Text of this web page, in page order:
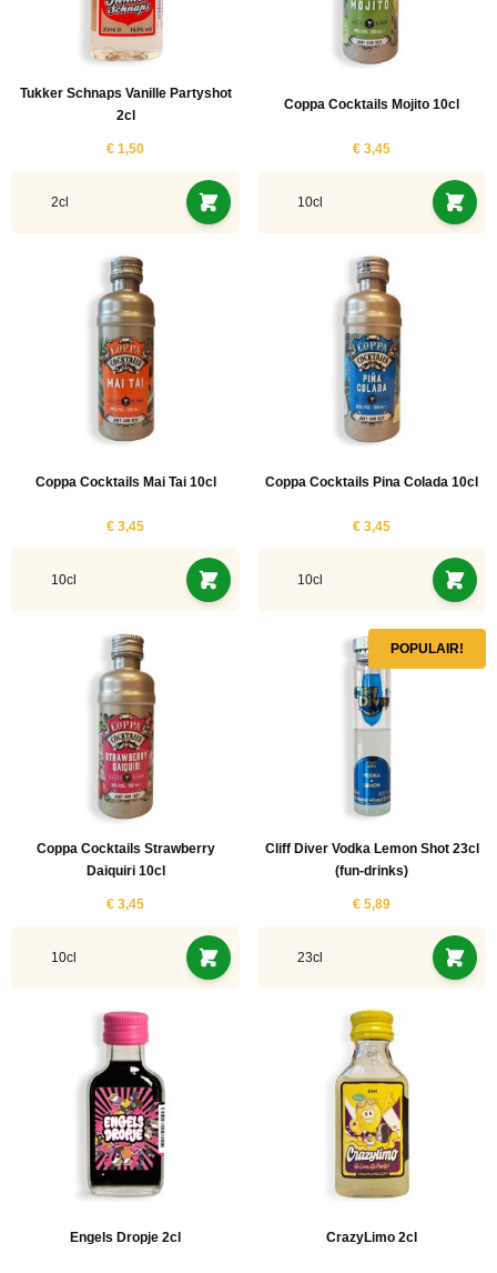
Tukker Schnaps Vanille Partyshot
2cl
€ 1,50
2cl
Coppa Cocktails Mojito 10cl
€ 3,45
10cl
Coppa Cocktails Mai Tai 10cl
€ 3,45
10cl
Coppa Cocktails Pina Colada 10cl
€ 3,45
10cl
Coppa Cocktails Strawberry
Daiquiri 10cl
€ 3,45
10cl
POPULAIR!
Cliff Diver Vodka Lemon Shot 23cl
(fun-drinks)
€ 5,89
23cl
Engels Dropje 2cl CrazyLimo 2cl